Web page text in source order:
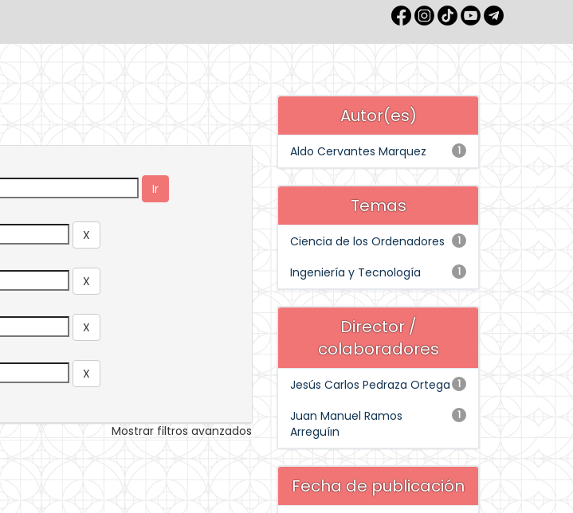
Mostrar filtros avanzados
Autor(es)
1
Aldo Cervantes Marquez
Temas
1
Ciencia de los Ordenadores
1
Ingeniería y Tecnología
Director /
colaboradores
1
Jesús Carlos Pedraza Ortega
1
Juan Manuel Ramos
Arreguíın
Fecha de publicación